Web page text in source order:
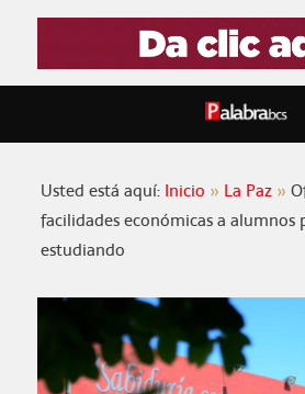
Usted está aquí: Inicio La Paz
facilidades económicas a alumnos
estudiando